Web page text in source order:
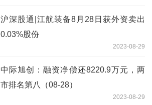
沪深股通|江航装备8月28日获外资卖出
0.03%股份
2023-08-29
中际旭创：融资净偿还8220.9万元，两
市排名第八（08-28）
2023-08-29